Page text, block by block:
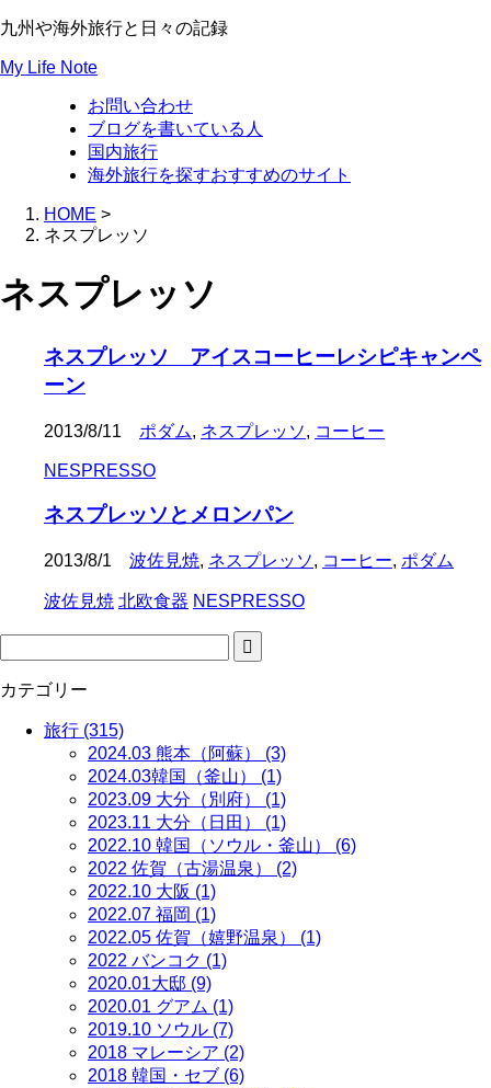
九州や海外旅行と日々の記録
My Life Note
お問い合わせ
ブログを書いている人
国内旅行
海外旅行を探すおすすめのサイト
HOME >
ネスプレッソ
ネスプレッソ
ネスプレッソ アイスコーヒーレシピキャンペ
ーン
2013/8/11 ポダム, ネスプレッソ, コーヒー
NESPRESSO
ネスプレッソとメロンパン
2013/8/1 波佐見焼, ネスプレッソ, コーヒー, ポダム
波佐見焼 北欧食器 NESPRESSO
カテゴリー
旅行 (315)
2024.03 熊本（阿蘇） (3)
2024.03韓国（釜山） (1)
2023.09 大分（別府） (1)
2023.11 大分（日田） (1)
2022.10 韓国（ソウル・釜山） (6)
2022 佐賀（古湯温泉） (2)
2022.10 大阪 (1)
2022.07 福岡 (1)
2022.05 佐賀（嬉野温泉） (1)
2022 バンコク (1)
2020.01大邸 (9)
2020.01 グアム (1)
2019.10 ソウル (7)
2018 マレーシア (2)
2018 韓国・セブ (6)